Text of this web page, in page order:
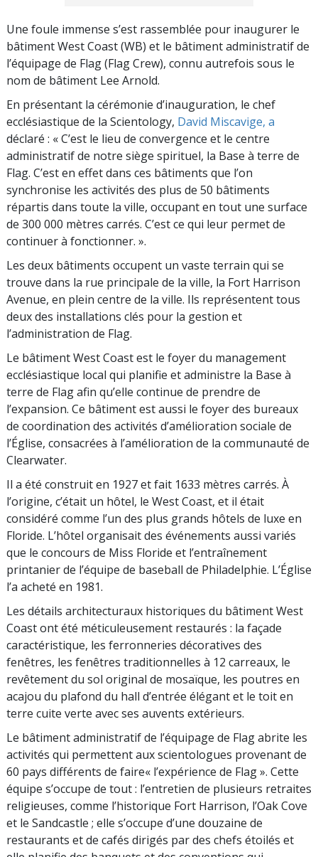
Une foule immense s’est rassemblée pour inaugurer le
bâtiment West Coast (WB) et le bâtiment administratif de
l’équipage de Flag (Flag Crew), connu autrefois sous le
nom de bâtiment Lee Arnold.
En présentant la cérémonie d’inauguration, le chef
ecclésiastique de la Scientology, David Miscavige, a
déclaré : « C’est le lieu de convergence et le centre
administratif de notre siège spirituel, la Base à terre de
Flag. C’est en effet dans ces bâtiments que l’on
synchronise les activités des plus de 50 bâtiments
répartis dans toute la ville, occupant en tout une surface
de 300 000 mètres carrés. C’est ce qui leur permet de
continuer à fonctionner. ».
Les deux bâtiments occupent un vaste terrain qui se
trouve dans la rue principale de la ville, la Fort Harrison
Avenue, en plein centre de la ville. Ils représentent tous
deux des installations clés pour la gestion et
l’administration de Flag.
Le bâtiment West Coast est le foyer du management
ecclésiastique local qui planifie et administre la Base à
terre de Flag afin qu’elle continue de prendre de
l’expansion. Ce bâtiment est aussi le foyer des bureaux
de coordination des activités d’amélioration sociale de
l’Église, consacrées à l’amélioration de la communauté de
Clearwater.
Il a été construit en 1927 et fait 1633 mètres carrés. À
l’origine, c’était un hôtel, le West Coast, et il était
considéré comme l’un des plus grands hôtels de luxe en
Floride. L’hôtel organisait des événements aussi variés
que le concours de Miss Floride et l’entraînement
printanier de l’équipe de baseball de Philadelphie. L’Église
l’a acheté en 1981.
Les détails architecturaux historiques du bâtiment West
Coast ont été méticuleusement restaurés : la façade
caractéristique, les ferronneries décoratives des
fenêtres, les fenêtres traditionnelles à 12 carreaux, le
revêtement du sol original de mosaïque, les poutres en
acajou du plafond du hall d’entrée élégant et le toit en
terre cuite verte avec ses auvents extérieurs.
Le bâtiment administratif de l’équipage de Flag abrite les
activités qui permettent aux scientologues provenant de
60 pays différents de faire« l’expérience de Flag ». Cette
équipe s’occupe de tout : l’entretien de plusieurs retraites
religieuses, comme l’historique Fort Harrison, l’Oak Cove
et le Sandcastle ; elle s’occupe d’une douzaine de
restaurants et de cafés dirigés par des chefs étoilés et